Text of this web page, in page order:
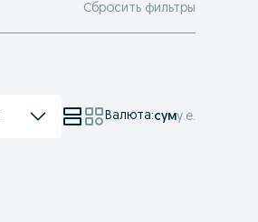
Сбросить фильтры
Валюта:суму.е.